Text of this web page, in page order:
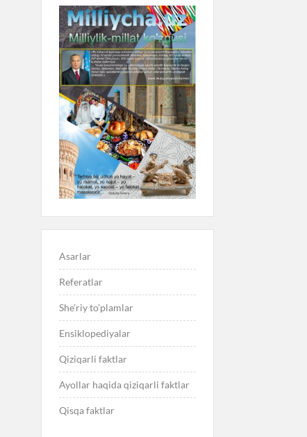
Asarlar
Referatlar
She’riy to’plamlar
Ensiklopediyalar
Qiziqarli faktlar
Ayollar haqida qiziqarli faktlar
Qisqa faktlar